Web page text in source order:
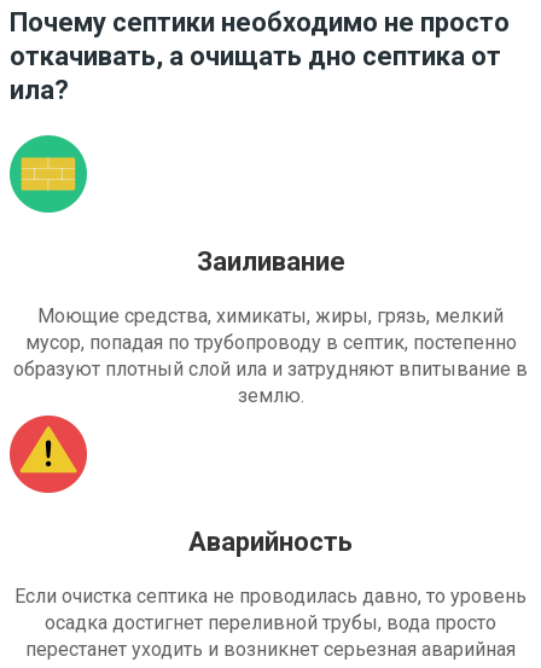
Почему септики необходимо не просто
откачивать, а очищать дно септика от
ила?
Заиливание
Моющие средства, химикаты, жиры, грязь, мелкий
мусор, попадая по трубопроводу в септик, постепенно
образуют плотный слой ила и затрудняют впитывание в
землю.
Аварийность
Если очистка септика не проводилась давно, то уровень
осадка достигнет переливной трубы, вода просто
перестанет уходить и возникнет серьезная аварийная